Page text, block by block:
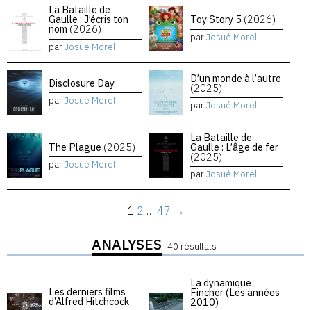
La Bataille de
Gaulle : J’écris ton
nom (2026)
parJosué Morel
Toy Story 5 (2026)
parJosué Morel
Disclosure Day
parJosué Morel
D’un monde à l’autre
(2025)
parJosué Morel
The Plague (2025)
parJosué Morel
La Bataille de
Gaulle : L’âge de fer
(2025)
parJosué Morel
1 2 … 47 →
ANALYSES 40 résultats
Les derniers films
d’Alfred Hitchcock
La dynamique
Fincher (Les années
2010)